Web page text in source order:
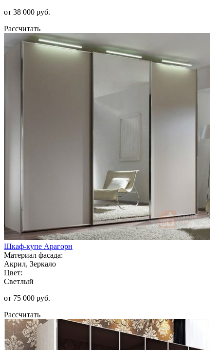
от 38 000 руб.
Рассчитать
Шкаф-купе Арагорн
Материал фасада:
Акрил, Зеркало
Цвет:
Светлый
от 75 000 руб.
Рассчитать